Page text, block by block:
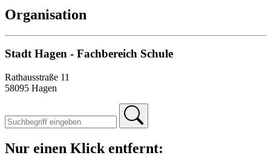
Organisation
Stadt Hagen - Fachbereich Schule
Rathausstraße 11
58095 Hagen
Nur einen Klick entfernt: